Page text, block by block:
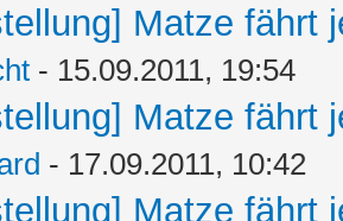
Matze fährt
- 15.09.2011, 19:54
Matze fährt
- 17.09.2011, 10:42
Matze fährt